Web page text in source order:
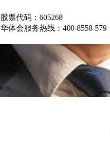
股票代码：605268
华体会服务热线：400-8558-579